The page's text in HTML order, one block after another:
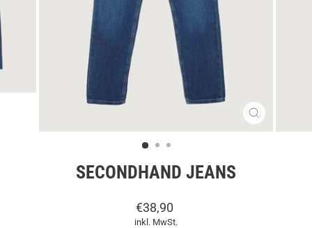
ESC)
SECONDHAND JEANS
Normaler
Preis
€38,90
inkl. MwSt.